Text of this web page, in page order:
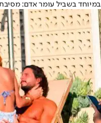
במיוחד בשביל עומר אדם: